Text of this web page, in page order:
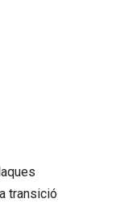
transició